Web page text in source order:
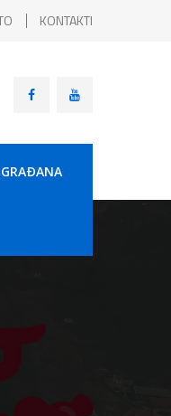
KONTAKTI
GRAÐANA